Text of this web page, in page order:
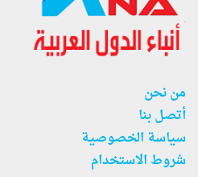
من نحن
أتصل بنا
سياسة الخصوصية
شروط الاستخدام